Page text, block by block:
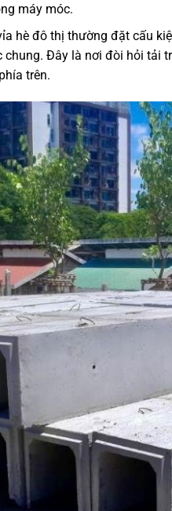
máy móc.
hè đô thị thường đặt cấu
Đây là nơi đòi hỏi tải
trên.